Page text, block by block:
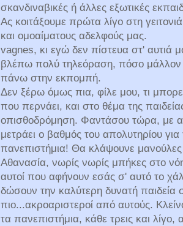
σκανδιναβικές ή άλλες εξωτικές
Ας κοιτάξουμε πρώτα λίγο στη
και ομοαίματους αδελφούς μας.
vagnes, κι εγώ δεν πίστευα στ' αυτιά
βλέπω πολύ τηλεόραση, πόσο
πάνω στην εκπομπή.
Δεν ξέρω όμως πια, φίλε μου, τι
που περνάει, και στο θέμα της
οπισθοδρόμηση. Φαντάσου τώρα, με
μετράει ο βαθμός του απολυτηρίου
πανεπιστήμια! Θα κλάψουνε μανούλες
Αθανασία, νωρίς νωρίς μπήκες στο
αυτοί που αφήνουν εσάς σ' αυτό το
δώσουν την καλύτερη δυνατή παιδεία
πιο...ακροαριστεροί από αυτούς.
τα πανεπιστήμια, κάθε τρεις και λίγο,